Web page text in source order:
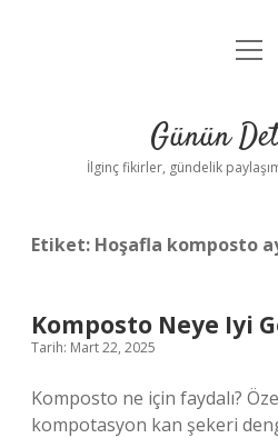
Gizlilik
Yasal
Günün
İlginç fikirler, gündelik
Etiket: Hoşafla komposto
Komposto Neye Iyi
Tarih: Mart 22, 2025
Komposto ne için faydalı?
kompotasyon kan şekeri